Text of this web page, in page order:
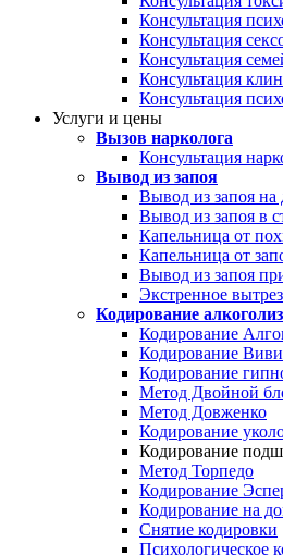
Консультация
Консультация
Консультация
Консультация
Консультация
Услуги и цены
Вызов нарколога
Консультация
Вывод из запоя
Вывод из запоя на
Вывод из запоя в
Капельница от
Капельница от
Вывод из запоя
Экстренное
Кодирование
Кодирование
Кодирование
Кодирование
Метод Двойной
Метод Довженко
Кодирование
Кодирование
Метод Торпедо
Кодирование
Кодирование на
Снятие кодировки
Психологическое